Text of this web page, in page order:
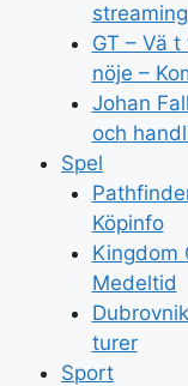
streaming
GT – Vä
nöje –
Johan
och
Spel
Köpinfo
Kingdom
Medeltid
turer
Sport